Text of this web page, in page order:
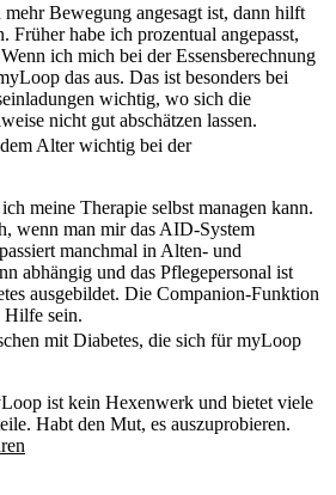
Bewegung angesagt ist, dann hilft
Früher habe ich prozentual angepasst,
ich mich bei der Essensberechnung
das aus. Das ist besonders bei
wichtig, wo sich die
nicht gut abschätzen lassen.
Alter wichtig bei der
meine Therapie selbst managen kann.
wenn man mir das AID-System
manchmal in Alten- und
abhängig und das Pflegepersonal ist
ausgebildet. Die Companion-Funktion
Hilfe sein.
mit Diabetes, die sich für myLoop
ist kein Hexenwerk und bietet viele
Habt den Mut, es auszuprobieren.